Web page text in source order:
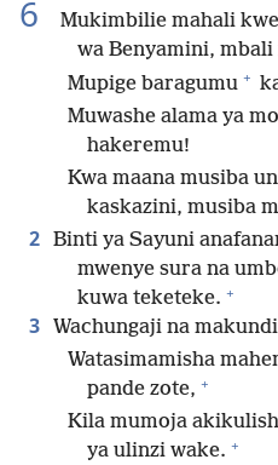
6
Mukimbilie mahali
wa Benyamini, mbali
Mupige baragumu +
Muwashe alama ya
hakeremu!
Kwa maana musiba
kaskazini, musiba
2 Binti ya Sayuni
mwenye sura na
kuwa teketeke. +
3 Wachungaji na
Watasimamisha
pande zote, +
Kila mumoja
ya ulinzi wake. +